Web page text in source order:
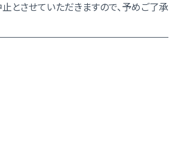
とさせていただきますので、予めご了承